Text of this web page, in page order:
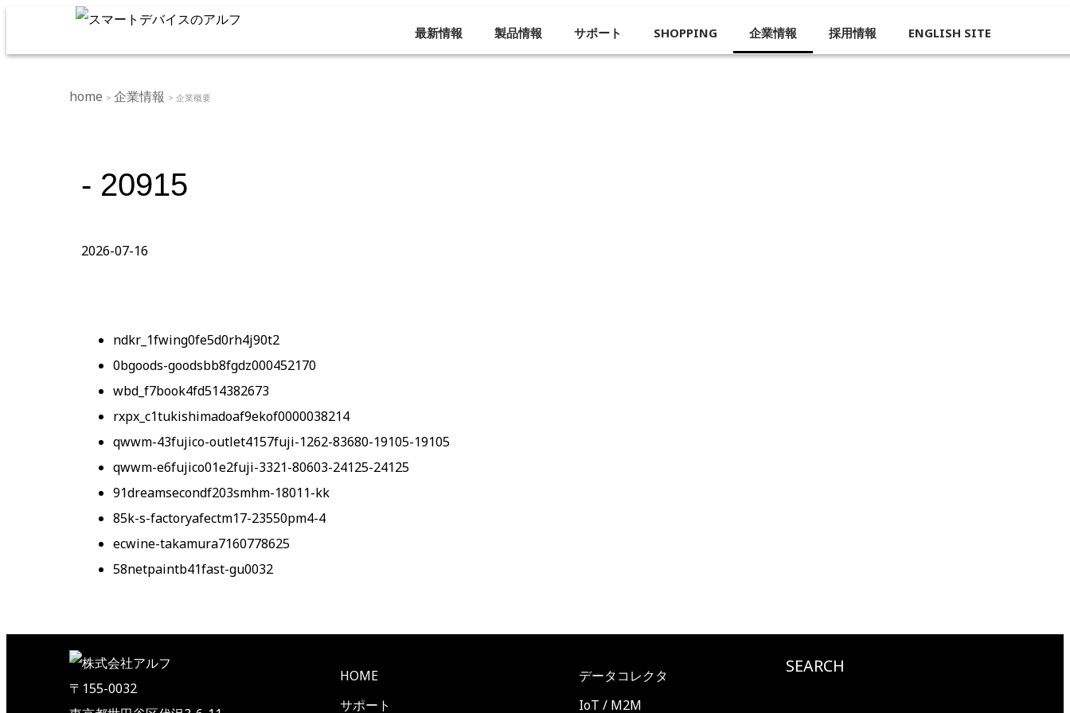
最新情報 製品情報 サポート SHOPPING 企業情報 採用情報 ENGLISH SITE
企業概要
home > 企業情報 > 企業概要
- 20915
2026-07-16
ndkr_1fwing0fe5d0rh4j90t2
0bgoods-goodsbb8fgdz000452170
wbd_f7book4fd514382673
rxpx_c1tukishimadoaf9ekof0000038214
qwwm-43fujico-outlet4157fuji-1262-83680-19105-19105
qwwm-e6fujico01e2fuji-3321-80603-24125-24125
91dreamsecondf203smhm-18011-kk
85k-s-factoryafectm17-23550pm4-4
ecwine-takamura7160778625
58netpaintb41fast-gu0032
〒155-0032
HOME
サポート
データコレクタ
IoT / M2M
SEARCH